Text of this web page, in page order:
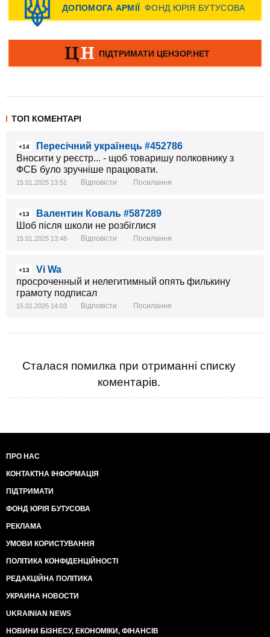
ТОП КОМЕНТАРІ
+14
Пересічний українець #452786
Вносити у реєстр... - щоб товаришу полковнику з
ФСБ було зручніше працювати.
15.01.2025 13:51 Відповісти Посилання
+13
Валентин Коваль #587289
Шоб після школи не розбіглися
15.01.2025 13:48 Відповісти Посилання
+13
Vi Wa
просроченный и нелегитимный опять филькину
грамоту подписал
15.01.2025 14:03 Відповісти Посилання
Сталася помилка при отриманні списку
коментарів.
ПРО НАС
КОНТАКТНА ІНФОРМАЦІЯ
ПІДТРИМАТИ
ФОНД ЮРІЯ БУТУСОВА
РЕКЛАМА
УМОВИ КОРИСТУВАННЯ
ПОЛІТИКА КОНФІДЕНЦІЙНОСТІ
РЕДАКЦІЙНА ПОЛІТИКА
УКРАИНА НОВОСТИ
UKRAINIAN NEWS
НОВИНИ БІЗНЕСУ, ЕКОНОМІКИ, ФІНАНСІВ